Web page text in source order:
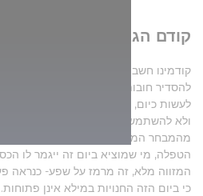
קודם הגברים נכנסים
קודמינו חשבו שחשוב להתחיל את השנה
להסדיר חובות בשנה הקודמת- זו עצה
לעשות כיום, הוא לא לתת לאש לשכוך
ולא להשתמש במספריים, כי הם חותכים
מהמבחר המוזל של חנויות הרשת בראשון
הטפלה, מי שמוציא ביום זה ייגמר לו
המזווה מלא, זה מרמז על שפע- כנראה
כי ביום הזה החנויות במילא אינן